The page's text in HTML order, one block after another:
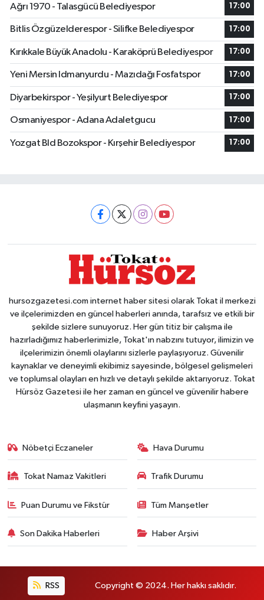
Ağrı 1970 - Talasgücü Belediyespor 17:00
Bitlis Özgüzelderespor - Silifke Belediyespor 17:00
Kırıkkale Büyük Anadolu - Karaköprü Belediyespor 17:00
Yeni Mersin Idmanyurdu - Mazıdağı Fosfatspor 17:00
Diyarbekirspor - Yeşilyurt Belediyespor 17:00
Osmaniyespor - Adana Adaletgucu 17:00
Yozgat Bld Bozokspor - Kırşehir Belediyespor 17:00
hursozgazetesi.com internet haber sitesi olarak Tokat il merkezi
ve ilçelerimizden en güncel haberleri anında, tarafsız ve etkili bir
şekilde sizlere sunuyoruz. Her gün titiz bir çalışma ile
hazırladığımız haberlerimizle, Tokat'ın nabzını tutuyor, ilimizin ve
ilçelerimizin önemli olaylarını sizlerle paylaşıyoruz. Güvenilir
kaynaklar ve deneyimli ekibimiz sayesinde, bölgesel gelişmeleri
ve toplumsal olayları en hızlı ve detaylı şekilde aktarıyoruz. Tokat
Hürsöz Gazetesi ile her zaman en güncel ve güvenilir habere
ulaşmanın keyfini yaşayın.
Nöbetçi Eczaneler Hava Durumu
Tokat Namaz Vakitleri Trafik Durumu
Puan Durumu ve Fikstür Tüm Manşetler
Son Dakika Haberleri Haber Arşivi
RSS Copyright © 2024. Her hakkı saklıdır.